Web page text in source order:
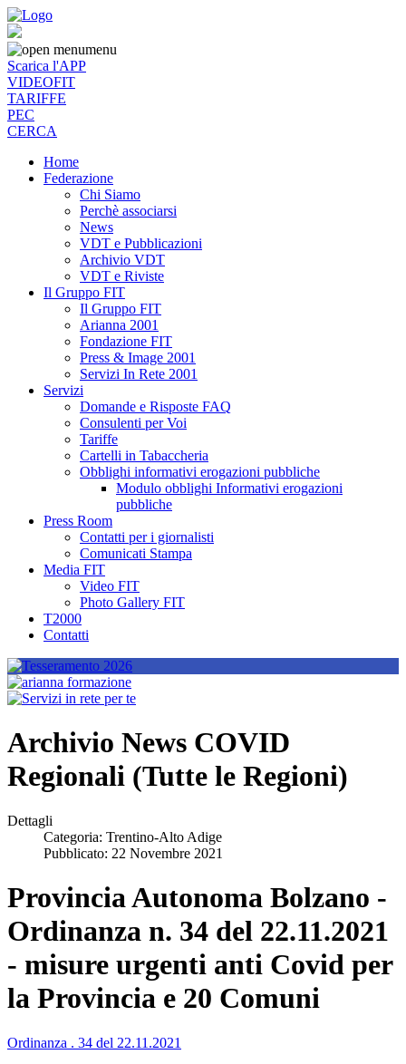
menu
Scarica l'APP
VIDEOFIT
TARIFFE
PEC
CERCA
Home
Federazione
Chi Siamo
Perchè associarsi
News
VDT e Pubblicazioni
Archivio VDT
VDT e Riviste
Il Gruppo FIT
Il Gruppo FIT
Arianna 2001
Fondazione FIT
Press & Image 2001
Servizi In Rete 2001
Servizi
Domande e Risposte FAQ
Consulenti per Voi
Tariffe
Cartelli in Tabaccheria
Obblighi informativi erogazioni pubbliche
Modulo obblighi Informativi erogazioni
pubbliche
Press Room
Contatti per i giornalisti
Comunicati Stampa
Media FIT
Video FIT
Photo Gallery FIT
T2000
Contatti
Archivio News COVID
Regionali (Tutte le Regioni)
Dettagli
Categoria: Trentino-Alto Adige
Pubblicato: 22 Novembre 2021
Provincia Autonoma Bolzano -
Ordinanza n. 34 del 22.11.2021
- misure urgenti anti Covid per
la Provincia e 20 Comuni
Ordinanza . 34 del 22.11.2021